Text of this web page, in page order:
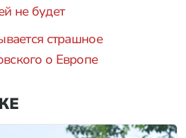
не будет
страшное
о Европе